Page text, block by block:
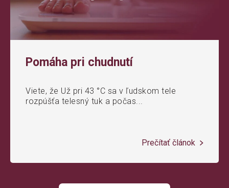
Pomáha pri chudnutí
Viete, že Už pri 43 °C sa v ľudskom tele
rozpúšťa telesný tuk a počas...
Prečítať článok